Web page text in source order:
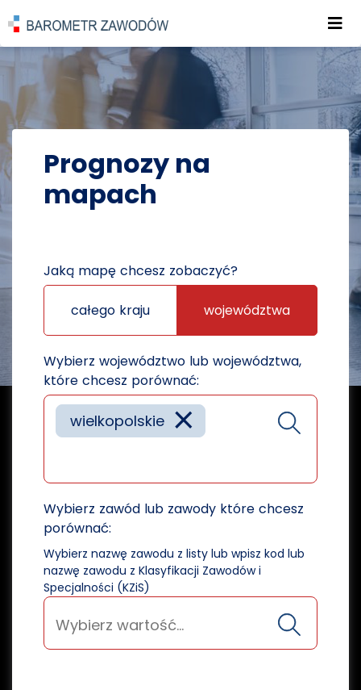
POWRÓT DO STRONY GŁÓWNEJ
PROGNOZY PROGNOZY NA MAPACH
Prognozy na
mapach
Jaką mapę chcesz zobaczyć?
całego kraju województwa
Wybierz województwo lub województwa,
które chcesz porównać:
×
wielkopolskie
Wybierz zawód lub zawody które chcesz
porównać:
Wybierz nazwę zawodu z listy lub wpisz kod lub
nazwę zawodu z Klasyfikacji Zawodów i
Specjalności (KZiS)